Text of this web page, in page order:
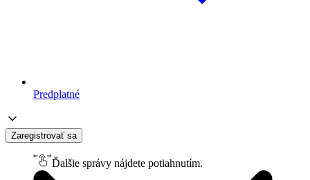
Predplatné
Zaregistrovať sa
Ďalšie správy nájdete potiahnutím.